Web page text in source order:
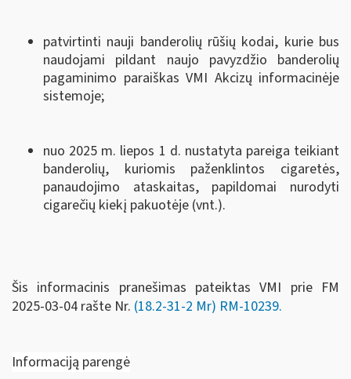
patvirtinti nauji banderolių rūšių kodai, kurie bus
naudojami pildant naujo pavyzdžio banderolių
pagaminimo paraiškas VMI Akcizų informacinėje
sistemoje;
nuo 2025 m. liepos 1 d. nustatyta pareiga teikiant
banderolių, kuriomis paženklintos cigaretės,
panaudojimo ataskaitas, papildomai nurodyti
cigarečių kiekį pakuotėje (vnt.).
Šis informacinis pranešimas pateiktas VMI prie FM
2025-03-04 rašte Nr. (18.2-31-2 Mr) RM-10239.
Informaciją parengė